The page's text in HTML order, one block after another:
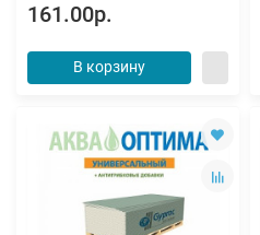
161.00р.
В корзину